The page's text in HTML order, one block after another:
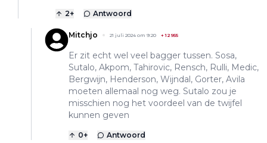
2+ Antwoord
Mitchjo 21 juli 2024 om 9:20 +12955
Er zit echt wel veel bagger tussen. Sosa,
Sutalo, Akpom, Tahirovic, Rensch, Rulli, Medic,
Bergwijn, Henderson, Wijndal, Gorter, Avila
moeten allemaal nog weg. Sutalo zou je
misschien nog het voordeel van de twijfel
kunnen geven
0+ Antwoord